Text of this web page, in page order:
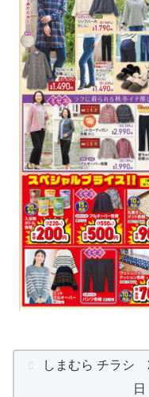
しまむら チラシ